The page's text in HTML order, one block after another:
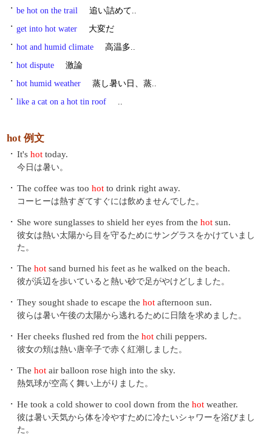
・ be hot on the trail
追い詰めて..
・ get into hot water
大変だ
・ hot and humid climate
高温多..
・ hot dispute
激論
・ hot humid weather
蒸し暑い日、蒸..
・ like a cat on a hot tin roof ..
hot 例文
・ It's hot today.
今日は暑い。
・ The coffee was too hot to drink right away.
コーヒーは熱すぎてすぐには飲めませんでした。
・ She wore sunglasses to shield her eyes from the hot sun.
彼女は熱い太陽から目を守るためにサングラスをかけていまし
た。
・ The hot sand burned his feet as he walked on the beach.
彼が浜辺を歩いていると熱い砂で足がやけどしました。
・ They sought shade to escape the hot afternoon sun.
彼らは暑い午後の太陽から逃れるために日陰を求めました。
・ Her cheeks flushed red from the hot chili peppers.
彼女の頬は熱い唐辛子で赤く紅潮しました。
・ The hot air balloon rose high into the sky.
熱気球が空高く舞い上がりました。
・ He took a cold shower to cool down from the hot weather.
彼は暑い天気から体を冷やすために冷たいシャワーを浴びまし
た。